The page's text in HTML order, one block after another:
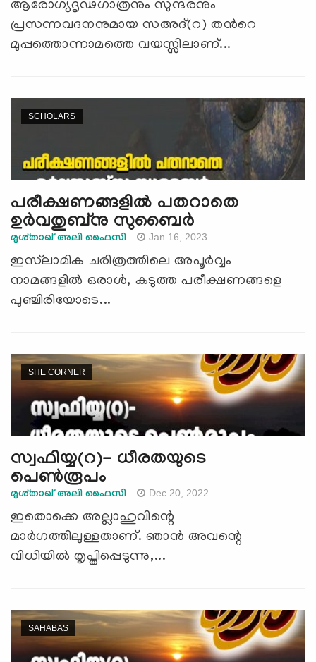
ആരോഗ്യദൃഢഗാത്രനും സുന്ദരനും
പ്രസന്നവദനനുമായ സഅദ്(റ) തന്‍റെ
മുപ്പത്തൊന്നാമത്തെ വയസ്സിലാണ്...
SCHOLARS
പരീക്ഷണങ്ങളിൽ പതറാതെ
ഉര്‍വതുബ്‌നു സുബൈര്‍
മുശ്താഖ് അലി ഫൈസി Jan 16, 2023
ഇസ്‍ലാമിക ചരിത്രത്തിലെ അപൂർവ്വം
നാമങ്ങളിൽ ഒരാൾ, കടുത്ത പരീക്ഷണങ്ങളെ
പുഞ്ചിരിയോടെ...
SHE CORNER
സ്വഫിയ്യ(റ)- ധീരതയുടെ
പെണ്‍രൂപം
മുശ്താഖ് അലി ഫൈസി Dec 20, 2022
ഇതൊക്കെ അല്ലാഹുവിന്റെ
മാര്‍ഗത്തിലുള്ളതാണ്. ഞാന്‍ അവന്റെ
വിധിയില്‍ തൃപ്തിപ്പെടുന്നു,...
SAHABAS